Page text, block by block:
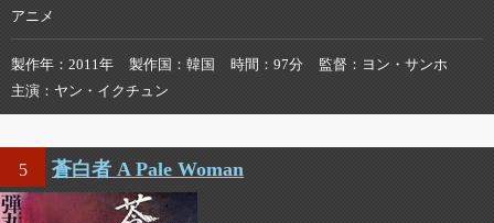
アニメ
製作年 2011年 製作国 韓国 時間 97分 監督
ヨン・サンホ
主演
ヤン・イクチュン
5 蒼白者 A Pale Woman